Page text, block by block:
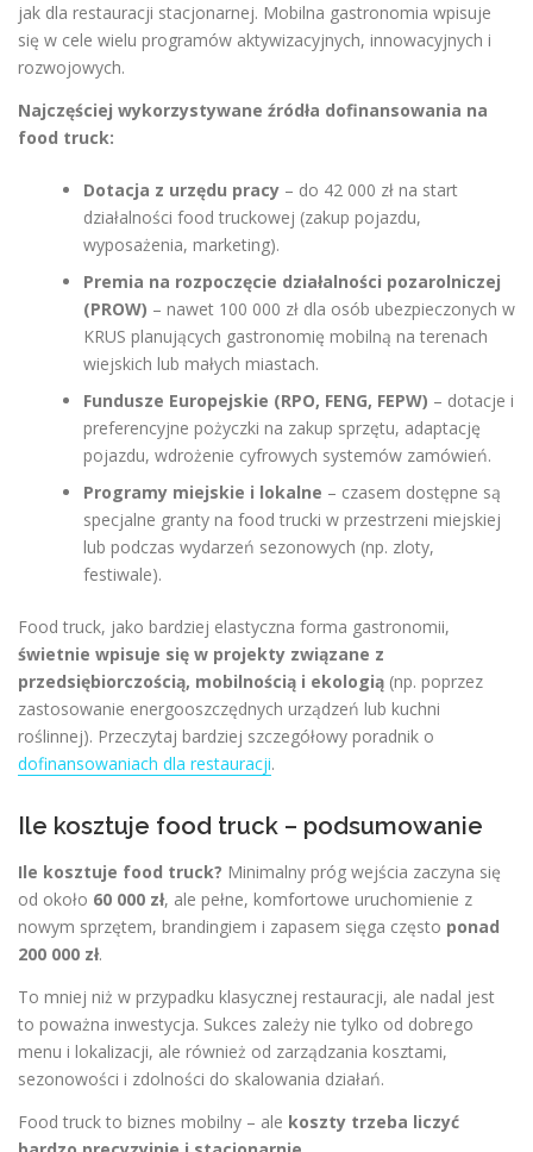
jak dla restauracji stacjonarnej. Mobilna gastronomia wpisuje
się w cele wielu programów aktywizacyjnych, innowacyjnych i
rozwojowych.
Najczęściej wykorzystywane źródła dofinansowania na
food truck:
Dotacja z urzędu pracy – do 42 000 zł na start
działalności food truckowej (zakup pojazdu,
wyposażenia, marketing).
Premia na rozpoczęcie działalności pozarolniczej
(PROW) – nawet 100 000 zł dla osób ubezpieczonych w
KRUS planujących gastronomię mobilną na terenach
wiejskich lub małych miastach.
Fundusze Europejskie (RPO, FENG, FEPW) – dotacje i
preferencyjne pożyczki na zakup sprzętu, adaptację
pojazdu, wdrożenie cyfrowych systemów zamówień.
Programy miejskie i lokalne – czasem dostępne są
specjalne granty na food trucki w przestrzeni miejskiej
lub podczas wydarzeń sezonowych (np. zloty,
festiwale).
Food truck, jako bardziej elastyczna forma gastronomii,
świetnie wpisuje się w projekty związane z
przedsiębiorczością, mobilnością i ekologią (np. poprzez
zastosowanie energooszczędnych urządzeń lub kuchni
roślinnej). Przeczytaj bardziej szczegółowy poradnik o
dofinansowaniach dla restauracji.
Ile kosztuje food truck – podsumowanie
Ile kosztuje food truck? Minimalny próg wejścia zaczyna się
od około 60 000 zł, ale pełne, komfortowe uruchomienie z
nowym sprzętem, brandingiem i zapasem sięga często ponad
200 000 zł.
To mniej niż w przypadku klasycznej restauracji, ale nadal jest
to poważna inwestycja. Sukces zależy nie tylko od dobrego
menu i lokalizacji, ale również od zarządzania kosztami,
sezonowości i zdolności do skalowania działań.
Food truck to biznes mobilny – ale koszty trzeba liczyć